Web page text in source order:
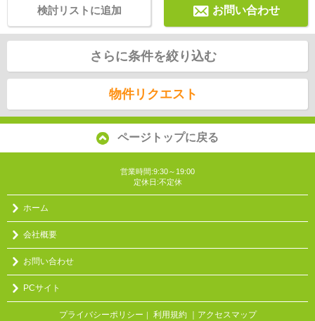
お問い合わせ
検討リストに追加
さらに条件を絞り込む
物件リクエスト
ページトップに戻る
営業時間:9:30～19:00
定休日:不定休
ホーム
会社概要
お問い合わせ
PCサイト
プライバシーポリシー ｜ 利用規約 ｜アクセスマップ